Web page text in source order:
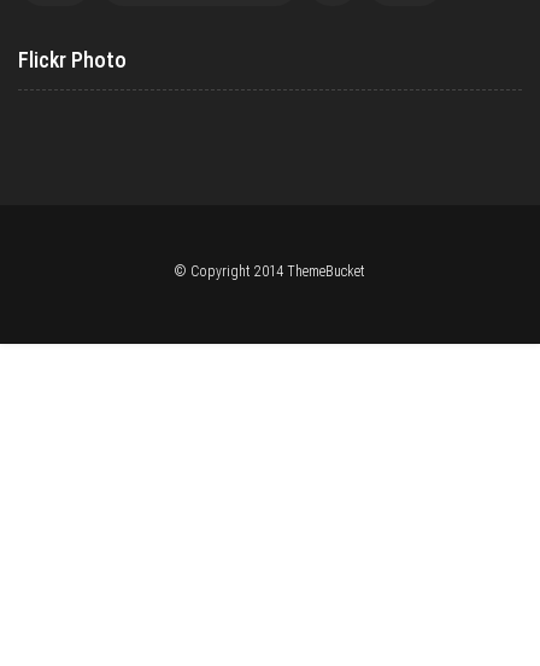
Flickr Photo
© Copyright 2014 ThemeBucket